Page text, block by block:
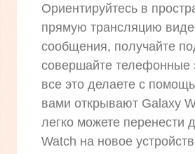
Ориентируйтесь в
прямую трансляцию
сообщения, получайте
совершайте телефонные
все это делаете с
вами открывают Galaxy
легко можете перенести
Watch на новое